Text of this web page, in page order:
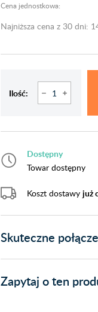
Cena jednostkowa:
Najniższa cena z 30 dni:
Ilość:
Dostępny
Towar dostępny
Koszt dostawy już
Skuteczne
Zapytaj o ten